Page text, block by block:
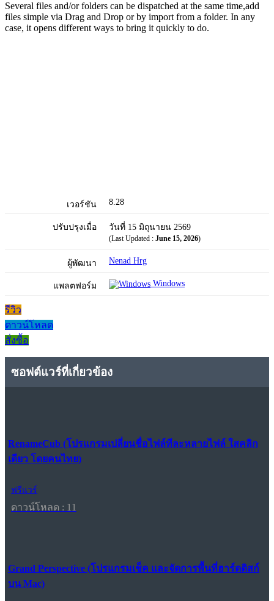
Several files and/or folders can be dispatched at the same time,add
files simple via Drag and Drop or by import from a folder. In any
case, it opens different ways to bring it quickly to do.
เวอร์ชัน 8.28
ปรับปรุงเมื่อ วันที่ 15 มิถุนายน 2569
(Last Updated : June 15, 2026)
ผู้พัฒนา Nenad Hrg
แพลตฟอร์ม Windows
รีวิว
ดาวน์โหลด
สั่งซื้อ
ซอฟต์แวร์ที่เกี่ยวข้อง
RenameCub (โปรแกรมเปลี่ยนชื่อไฟล์ทีละหลายไฟล์ ใสคลิก
เดียว โดยคนไทย)
ฟรีแวร์
ดาวน์โหลด : 11
Grand Perspective (โปรแกรมเช็ค และจัดการพื้นที่ฮาร์ดดิสก์
บน Mac)